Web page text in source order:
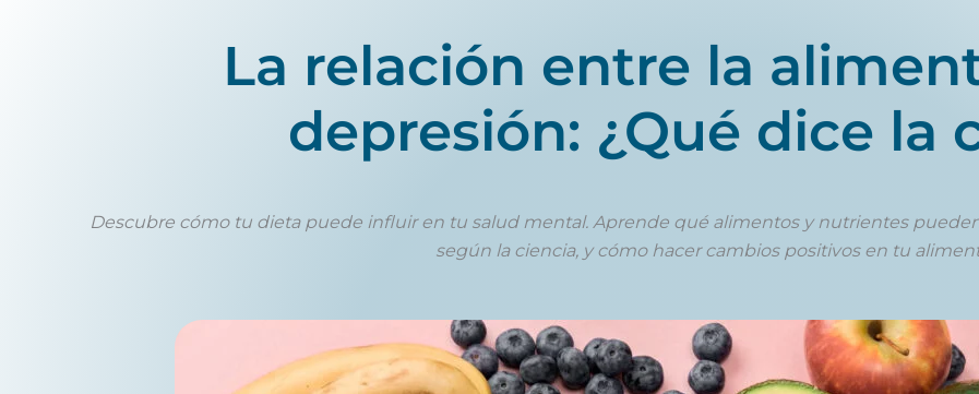
La relación entre la
depresión: ¿Qué dice la
Descubre cómo tu dieta puede influir en tu salud mental. Aprende qué alimentos y nutrientes
según la ciencia, y cómo hacer cambios positivos en tu